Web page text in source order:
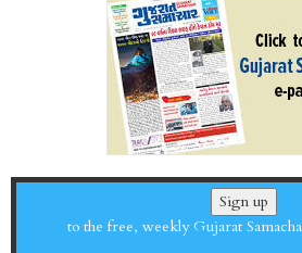
Sign up
to the free, weekly Gujarat